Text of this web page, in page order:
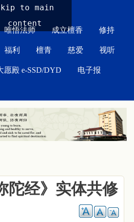
to main
content
唯悟法师 成立檀香 修持
福利 檀青 慈爱 视听
愿殿 e-SSD/DYD 电子报
陀经》实体共修